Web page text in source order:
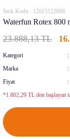
Stok Kodu : 12015122066
Waterfun Rotex 800
23.888,13 TL
Kategori
Marka
Fiyat
*1.802,29 TL den başlayan